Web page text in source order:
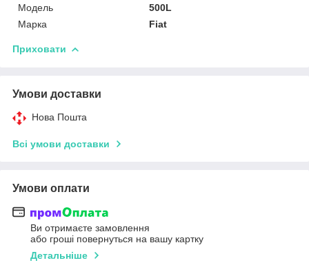
Мoдель
500L
Марка
Fiat
Приховати
Умови доставки
Нова Пошта
Всі умови доставки
Умови оплати
Ви отримаєте замовлення
або гроші повернуться на вашу картку
Детальніше